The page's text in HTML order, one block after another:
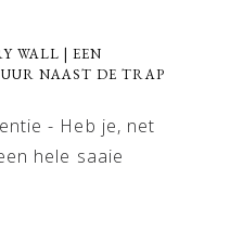
WALL | EEN
NAAST DE TRAP
- Heb je, net
hele saaie